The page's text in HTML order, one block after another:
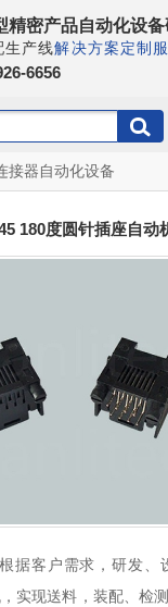
精密产品自动化设备
生产线解决方案定制
6656
接器自动化设备
180度圆针插座自动
据客户需求，研发、
实现送料，装配、检